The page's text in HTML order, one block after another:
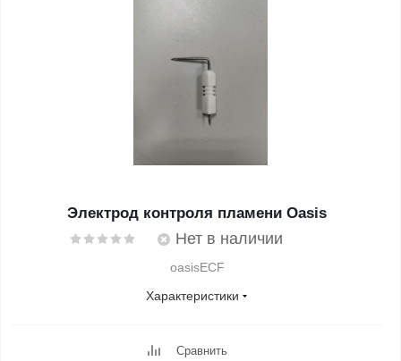
Электрод контроля пламени Oasis
Нет в наличии
oasisECF
Характеристики
Сравнить